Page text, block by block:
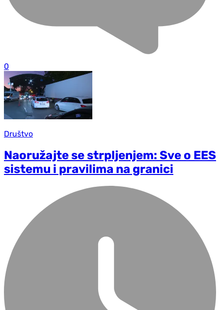
0
Društvo
Naoružajte se strpljenjem: Sve o EES
sistemu i pravilima na granici